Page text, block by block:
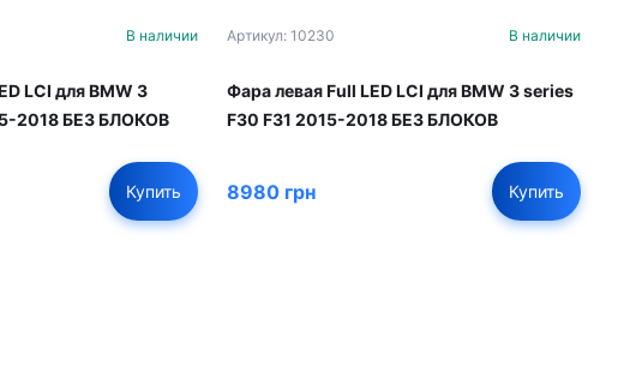
В наличии
LCI для BMW 3
2018 БЕЗ БЛОКОВ
Купить
Артикул: 10230 В наличии
Фара левая Full LED LCI для BMW 3 series
F30 F31 2015-2018 БЕЗ БЛОКОВ
8980 грн Купить